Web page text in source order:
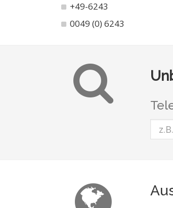
+49-6243
0049 (0) 6243